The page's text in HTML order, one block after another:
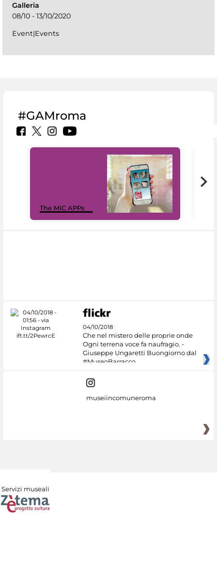
Galleria
08/10 - 13/10/2020
Event|Events
#GAMroma
The MiC APPs
04/10/2018
Che nel mistero delle proprie onde
Ogni terrena voce fa naufragio. -
Giuseppe Ungaretti Buongiorno dal
#MuseoBarracco
museiincomuneroma
Servizi museali